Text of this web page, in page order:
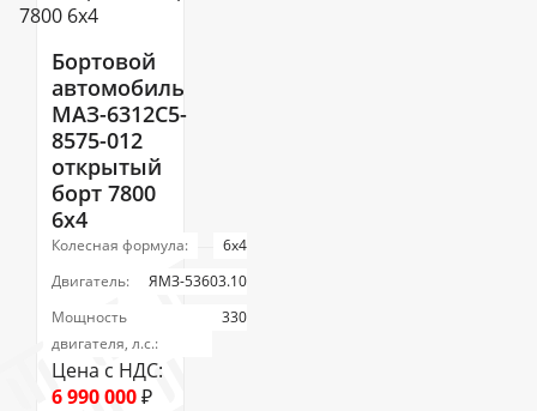
Бортовой
автомобиль
МАЗ-6312C5-
8575-012
открытый
борт 7800
6х4
Колесная формула:
6х4
Двигатель:
ЯМЗ-53603.10
Мощность
двигателя, л.с.:
330
Цена с НДС:
6 990 000₽